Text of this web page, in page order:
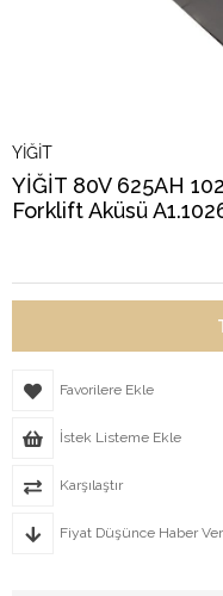
YİĞİT
YİĞİT 80V 625AH
Forklift Aküsü
Favorilere Ekle
İstek Listeme Ekle
Karşılaştır
Fiyat Düşünce Haber Ver